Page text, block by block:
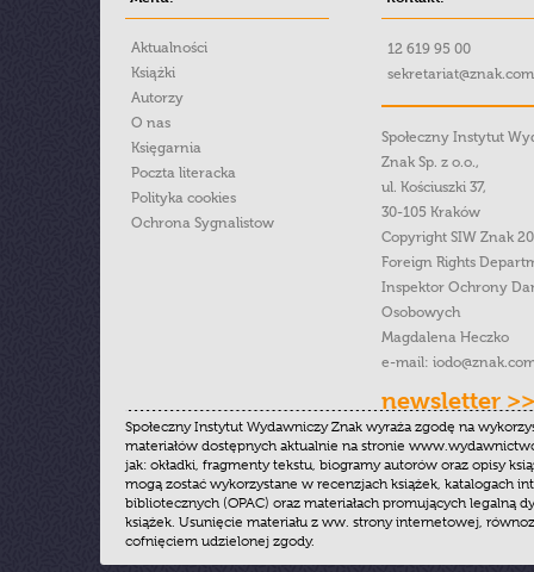
Aktualności
Książki
Autorzy
O nas
Księgarnia
Poczta literacka
Polityka cookies
Ochrona Sygnalistow
12 619 95 00
Społeczny Instytut
Znak Sp. z o.o.,
ul. Kościuszki 37,
30-105 Kraków
Copyright SIW Znak
Foreign Rights
Inspektor Ochrony
Osobowych
Magdalena Heczko
e-mail:
newsletter >>
Społeczny Instytut Wydawniczy Znak wyraża zgodę na
materiałów dostępnych aktualnie na stronie
jak: okładki, fragmenty tekstu, biogramy autorów oraz opisy
mogą zostać wykorzystane w recenzjach książek, katalogach
bibliotecznych (OPAC) oraz materiałach promujących legalną
książek. Usunięcie materiału z ww. strony internetowej,
cofnięciem udzielonej zgody.